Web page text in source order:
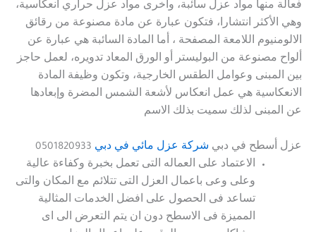
فعالة منها مواد عزل سائبة، وأخرى مواد عزل حراري انعكاسية،
وهي الأكثر انتشارا، فتكون عبارة عن مادة مصنوعة من رقائق
الالومنيوم اللامعة المصفحة ، أما المادة السائبة هي عبارة عن
ألواح مصنوعة من البوليستر أو الورق المعاد تدويره، لعمل حاجز
بين المبنى وعوامل الطقس الخارجية، وتكون وظيفة المادة
الانعكاسية هي عمل انعكاس لأشعة الشمس المضرة وإبعادها
عن المبنى لذلك سميت بذلك الاسم
عزل أسطح في دبي شركة عزل مائي في دبي
الاعتماد على العماله التى تعمل بخبرة وكفاءة عالية
وعلى وعى باعمال العزل التى تتلائم مع المكان والتى
تساعد فى الحصول على افضل الخدمات المثالية
المميزة فى الاسطح دون ان يتم التعرض الى اى